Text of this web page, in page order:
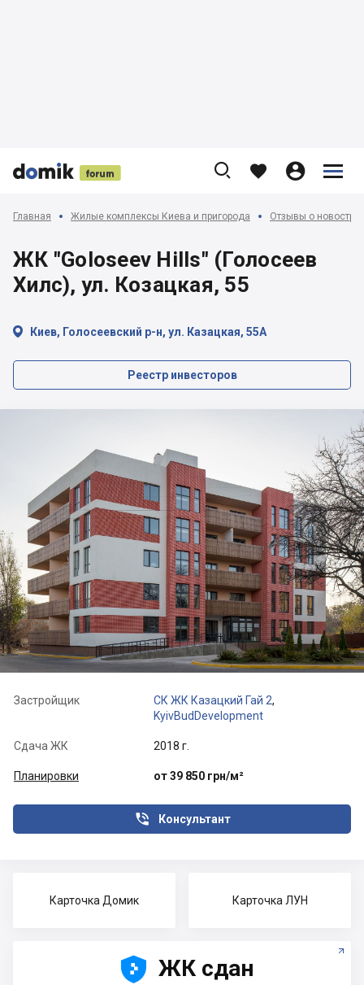


 
    


Главная Жилые комплексы Киева и пригорода Отзывы о
ЖК "Goloseev Hills" (Голосеев
Хилс), ул. Козацкая, 55
 Киев, Голосеевский р-н, ул. Казацкая, 55А
Реестр инвесторов
Застройщик СК ЖК Казацкий Гай 2,
KyivBudDevelopment
Сдача ЖК 2018 г.
Планировки от 39 850 грн/м²
Консультант

Карточка Домик Карточка ЛУН




 ЖК сдан